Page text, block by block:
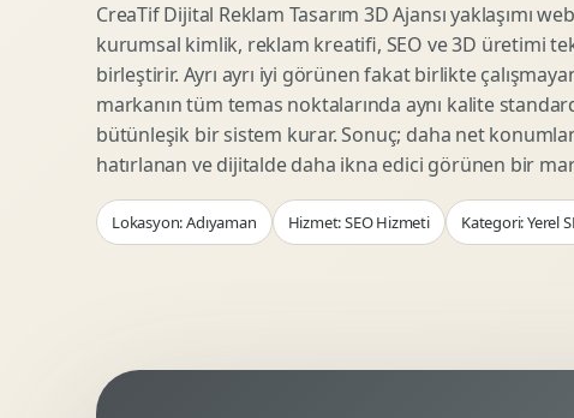
Sepet Odeme UX
Pazaryeri Marka Magazasi
Eticaret SEO Altyapisi
App Landing Page
Form Optimizasyonu
Sales Page Tasarimi
Mikro Animasyon Tasarimi
Urun Tanitim Animasyonu
Interaktif Kampanya
CreaTif Dijital Reklam Tasarım 3D Ajansı yaklaşımı
kurumsal kimlik, reklam kreatifi, SEO ve 3D üretimi
birleştirir. Ayrı ayrı iyi görünen fakat birlikte
markanın tüm temas noktalarında aynı kalite
bütünleşik bir sistem kurar. Sonuç; daha net
hatırlanan ve dijitalde daha ikna edici görünen bir
Lokasyon: Adıyaman Hizmet: SEO Hizmeti Kategori: Yerel